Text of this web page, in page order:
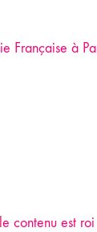
Française à
contenu est